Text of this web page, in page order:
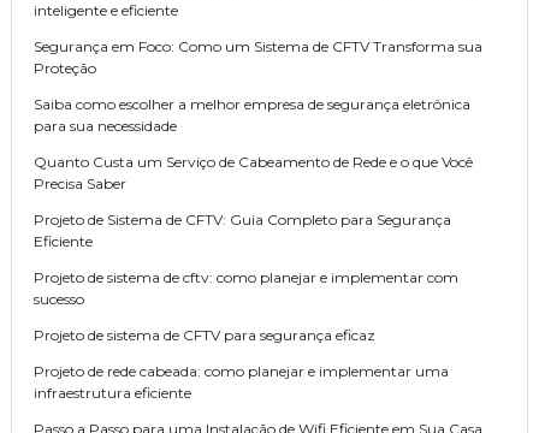
inteligente e eficiente
Segurança em Foco: Como um Sistema de CFTV Transforma sua
Proteção
Saiba como escolher a melhor empresa de segurança eletrônica
para sua necessidade
Quanto Custa um Serviço de Cabeamento de Rede e o que Você
Precisa Saber
Projeto de Sistema de CFTV: Guia Completo para Segurança
Eficiente
Projeto de sistema de cftv: como planejar e implementar com
sucesso
Projeto de sistema de CFTV para segurança eficaz
Projeto de rede cabeada: como planejar e implementar uma
infraestrutura eficiente
Passo a Passo para uma Instalação de Wifi Eficiente em Sua Casa